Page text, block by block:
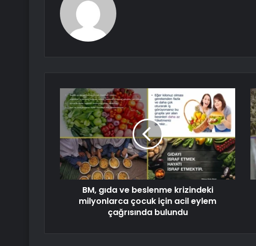
BM, gıda ve beslenme krizindeki
milyonlarca çocuk için acil eylem
çağrısında bulundu